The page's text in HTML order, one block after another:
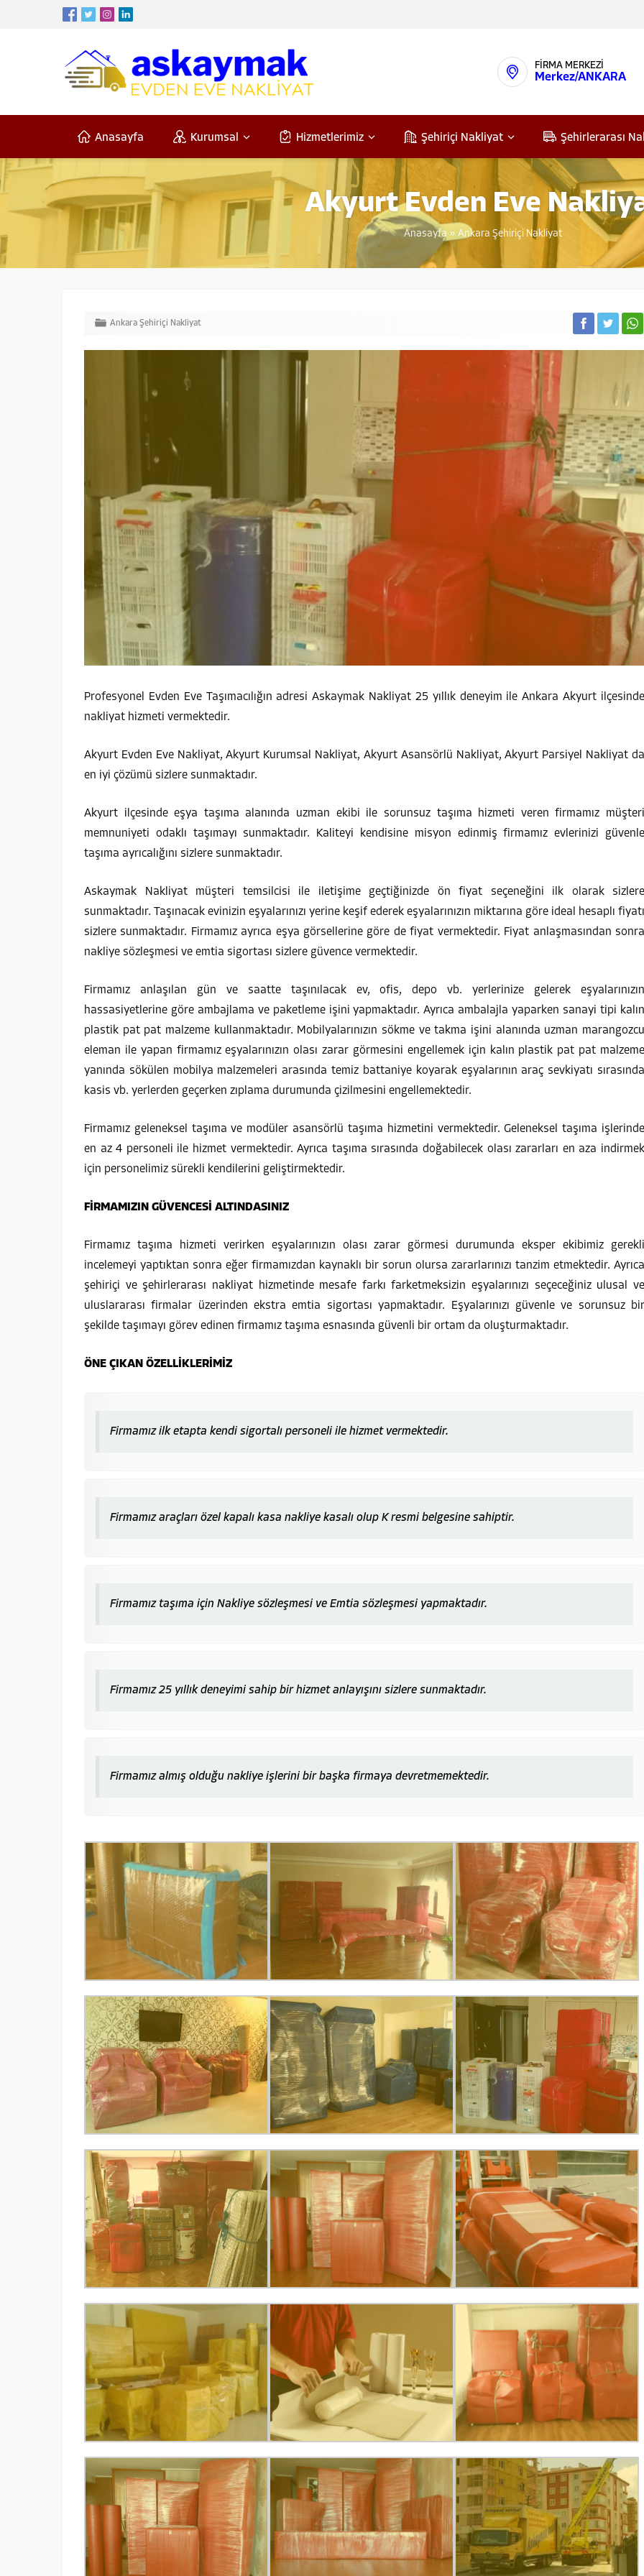
FİRMA MERKEZİ
Merkez/ANKARA
Anasayfa Kurumsal Hizmetlerimiz Şehiriçi Nakliyat Şehirlerarası
Akyurt Evden Eve
Anasayfa » Ankara Şehiriçi Nakliyat
Ankara Şehiriçi Nakliyat
Profesyonel Evden Eve Taşımacılığın adresi Askaymak Nakliyat 25 yıllık deneyim ile Ankara Akyurt ilçesinde
nakliyat hizmeti vermektedir.
Akyurt Evden Eve Nakliyat, Akyurt Kurumsal Nakliyat, Akyurt Asansörlü Nakliyat, Akyurt Parsiyel Nakliyat da
en iyi çözümü sizlere sunmaktadır.
Akyurt ilçesinde eşya taşıma alanında uzman ekibi ile sorunsuz taşıma hizmeti veren firmamız müşteri
memnuniyeti odaklı taşımayı sunmaktadır. Kaliteyi kendisine misyon edinmiş firmamız evlerinizi güvenle
taşıma ayrıcalığını sizlere sunmaktadır.
Askaymak Nakliyat müşteri temsilcisi ile iletişime geçtiğinizde ön fiyat seçeneğini ilk olarak sizlere
sunmaktadır. Taşınacak evinizin eşyalarınızı yerine keşif ederek eşyalarınızın miktarına göre ideal hesaplı fiyatı
sizlere sunmaktadır. Firmamız ayrıca eşya görsellerine göre de fiyat vermektedir. Fiyat anlaşmasından sonra
nakliye sözleşmesi ve emtia sigortası sizlere güvence vermektedir.
Firmamız anlaşılan gün ve saatte taşınılacak ev, ofis, depo vb. yerlerinize gelerek eşyalarınızın
hassasiyetlerine göre ambajlama ve paketleme işini yapmaktadır. Ayrıca ambalajla yaparken sanayi tipi kalın
plastik pat pat malzeme kullanmaktadır. Mobilyalarınızın sökme ve takma işini alanında uzman marangozcu
eleman ile yapan firmamız eşyalarınızın olası zarar görmesini engellemek için kalın plastik pat pat malzeme
yanında sökülen mobilya malzemeleri arasında temiz battaniye koyarak eşyalarının araç sevkiyatı sırasında
kasis vb. yerlerden geçerken zıplama durumunda çizilmesini engellemektedir.
Firmamız geleneksel taşıma ve modüler asansörlü taşıma hizmetini vermektedir. Geleneksel taşıma işlerinde
en az 4 personeli ile hizmet vermektedir. Ayrıca taşıma sırasında doğabilecek olası zararları en aza indirmek
için personelimiz sürekli kendilerini geliştirmektedir.
FİRMAMIZIN GÜVENCESİ ALTINDASINIZ
Firmamız taşıma hizmeti verirken eşyalarınızın olası zarar görmesi durumunda eksper ekibimiz gerekli
incelemeyi yaptıktan sonra eğer firmamızdan kaynaklı bir sorun olursa zararlarınızı tanzim etmektedir. Ayrıca
şehiriçi ve şehirlerarası nakliyat hizmetinde mesafe farkı farketmeksizin eşyalarınızı seçeceğiniz ulusal ve
uluslararası firmalar üzerinden ekstra emtia sigortası yapmaktadır. Eşyalarınızı güvenle ve sorunsuz bir
şekilde taşımayı görev edinen firmamız taşıma esnasında güvenli bir ortam da oluşturmaktadır.
ÖNE ÇIKAN ÖZELLİKLERİMİZ
Firmamız ilk etapta kendi sigortalı personeli ile hizmet vermektedir.
Firmamız araçları özel kapalı kasa nakliye kasalı olup K resmi belgesine sahiptir.
Firmamız taşıma için Nakliye sözleşmesi ve Emtia sözleşmesi yapmaktadır.
Firmamız 25 yıllık deneyimi sahip bir hizmet anlayışını sizlere sunmaktadır.
Firmamız almış olduğu nakliye işlerini bir başka firmaya devretmemektedir.